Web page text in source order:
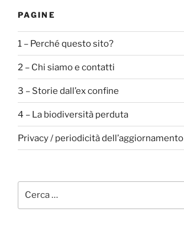
PAGINE
1 – Perché questo sito?
2 – Chi siamo e contatti
3 – Storie dall’ex confine
4 – La biodiversità perduta
Privacy / periodicità dell’aggiornamento